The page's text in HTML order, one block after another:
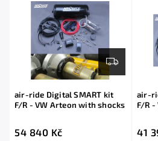
air-ride Digital SMART kit
F/R - VW Arteon with shocks
54 840 Kč
air-
41